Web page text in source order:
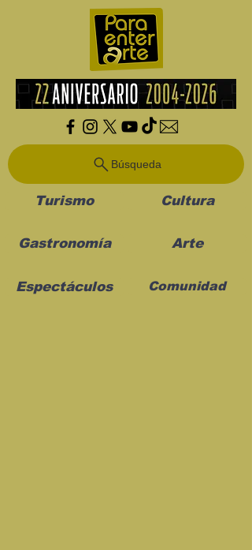
Búsqueda
Turismo Cultura
Gastronomía Arte
Espectáculos Comunidad